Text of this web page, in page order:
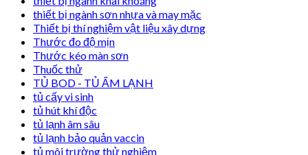
thiết bị ngành sơn nhựa và may mặc
Thiết bị thí nghiệm vật liệu xây dựng
Thước đo độ mịn
Thước kéo màn sơn
Thuốc thử
TỦ BOD - TỦ ẤM LẠNH
tủ cấy vi sinh
tủ hút khí độc
tủ lạnh âm sâu
tủ lạnh bảo quản vaccin
tủ môi trường thử nghiệm